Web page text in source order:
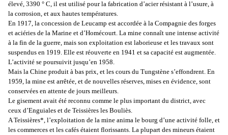
élevé, 3390 ° C, il est utilisé pour la fabrication d’acier résistant à l’usure, à
la corrosion, et aux hautes températures.
En 1917, la concession de Leucamp est accordée à la Compagnie des forges
et aciéries de la Marine et d’Homécourt. La mine connaît une intense activité
à la fin de la guerre, mais son exploitation est laborieuse et les travaux sont
suspendus en 1919. Elle est réouverte en 1941 et sa capacité est augmentée.
L’activité se poursuivit jusqu’en 1958.
Mais la Chine produit à bas prix, et les cours du Tungstène s’effondrent. En
1959, la mine est arrêtée, et de nouvelles réserves, mises en évidence, sont
conservées en attente de jours meilleurs.
Le gisement avait été reconnu comme le plus important du district, avec
ceux d’Enguiales et de Teissières les Bouliès.
ATeissières*, l’exploitation de la mine anima le bourg d’une activité folle, et
les commerces et les cafés étaient florissants. La plupart des mineurs étaient